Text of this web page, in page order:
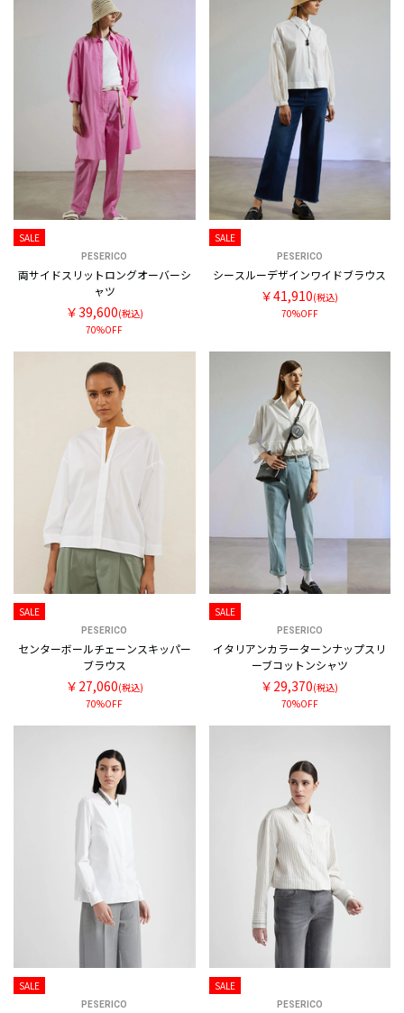
SALE
PESERICO
両サイドスリットロングオーバーシ
ャツ
￥39,600(税込)
70%OFF
SALE
PESERICO
シースルーデザインワイドブラウス
￥41,910(税込)
70%OFF
SALE
PESERICO
センターボールチェーンスキッパー
ブラウス
￥27,060(税込)
70%OFF
SALE
PESERICO
イタリアンカラーターンナップスリ
ーブコットンシャツ
￥29,370(税込)
70%OFF
SALE
PESERICO
SALE
PESERICO